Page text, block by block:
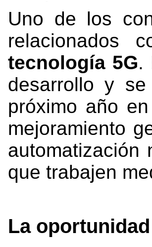
Uno de los
tecnología 5G.
desarrollo y
próximo año
mejoramiento
automatización
que trabajen
La